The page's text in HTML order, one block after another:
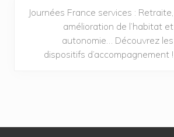
Journées France services : Retraite,
amélioration de l’habitat et
autonomie… Découvrez les
dispositifs d’accompagnement !